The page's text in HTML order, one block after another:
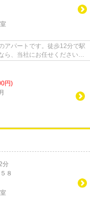
アパートです。徒歩12分で駅
ら、当社にお任せください！
円)
分
８